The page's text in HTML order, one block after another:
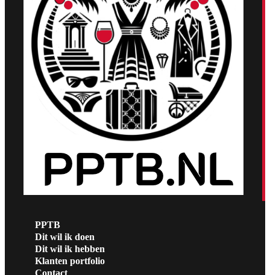
PPTB
Dit wil ik doen
Dit wil ik hebben
Klanten portfolio
Contact